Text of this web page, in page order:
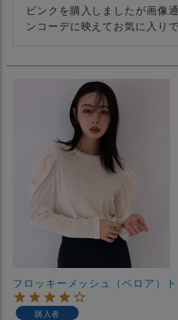
ピンクを購入しましたが画像
ンコーデに映えてお気に入りで
フロッキーメッシュ（ベロア）
購入者